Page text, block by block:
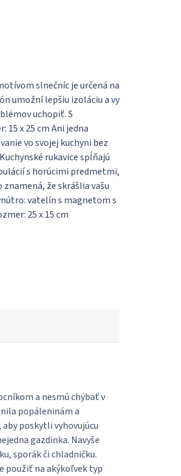
slnečníc je určená na
umožní lepšiu izoláciu a vy
uchopiť. S
15 x 25 cm Ani jedna
vo svojej kuchyni bez
rukavice spĺňajú
s horúcimi predmetmi,
že skrášlia vašu
vatelín s magnetom s
25 x 15 cm
a nesmú chýbať v
popáleninám a
poskytli vyhovujúcu
gazdinka. Navyše
sporák či chladničku.
použiť na akýkoľvek typ